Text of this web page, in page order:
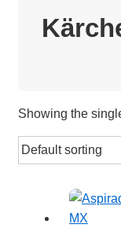
Showing the